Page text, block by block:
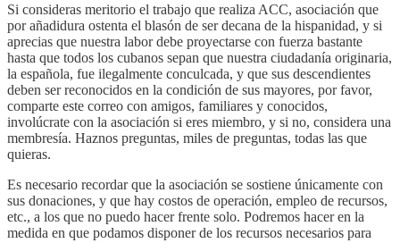
Si consideras meritorio el trabajo que realiza ACC, asociación que
por añadidura ostenta el blasón de ser decana de la hispanidad, y si
aprecias que nuestra labor debe proyectarse con fuerza bastante
hasta que todos los cubanos sepan que nuestra ciudadanía originaria,
la española, fue ilegalmente conculcada, y que sus descendientes
deben ser reconocidos en la condición de sus mayores, por favor,
comparte este correo con amigos, familiares y conocidos,
involúcrate con la asociación si eres miembro, y si no, considera una
membresía. Haznos preguntas, miles de preguntas, todas las que
quieras.
Es necesario recordar que la asociación se sostiene únicamente con
sus donaciones, y que hay costos de operación, empleo de recursos,
etc., a los que no puedo hacer frente solo. Podremos hacer en la
medida en que podamos disponer de los recursos necesarios para